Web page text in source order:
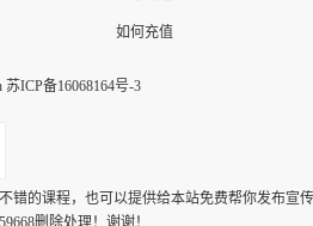
如何充值
苏ICP备16068164号-3
的课程，也可以提供给本站免费帮你发布宣
删除处理！谢谢！